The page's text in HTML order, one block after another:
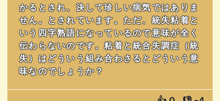
かるとされ、決して珍しい病気ではありま
せん。とされています。ただ、統失粘着と
いう四字熟語になっているので意味が全く
伝わらないのです。粘着と統合失調症（統
失）はどういう組み合わさるとどういう意
味なのでしょうか？